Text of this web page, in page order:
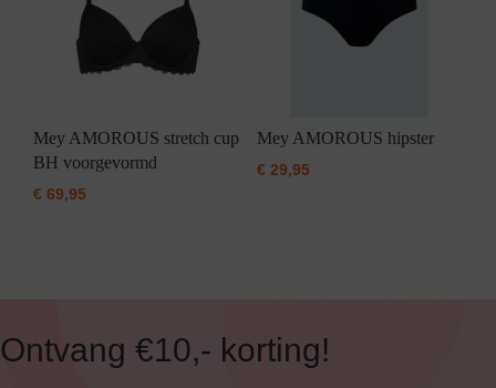
Mey AMOROUS stretch cup
BH voorgevormd
€ 69,95
Mey AMOROUS hipster
€29,95
Ontvang €10,- korting!